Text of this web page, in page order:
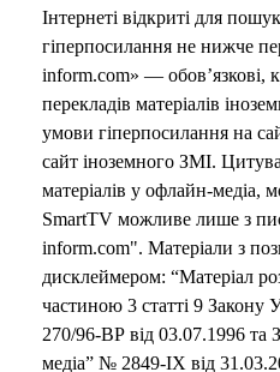
Інтернеті відкриті для
гіперпосилання не нижче
inform.com» — обов’язкові,
перекладів матеріалів
умови гіперпосилання на
сайт іноземного ЗМІ.
матеріалів у офлайн-медіа,
SmartTV можливе лише з
inform.com". Матеріали з
дисклеймером: “Матеріал
частиною 3 статті 9
270/96-ВР від 03.07.1996 та
медіа” № 2849-IX від